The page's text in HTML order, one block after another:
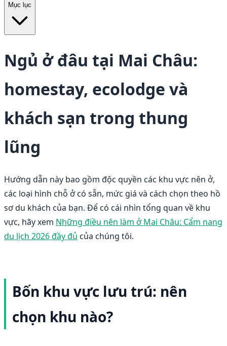
Mục lục
Ngủ ở đâu tại Mai Châu:
homestay, ecolodge và
khách sạn trong thung
lũng
Hướng dẫn này bao gồm độc quyền các khu vực nên ở,
các loại hình chỗ ở có sẵn, mức giá và cách chọn theo hồ
sơ du khách của bạn. Để có cái nhìn tổng quan về khu
vực, hãy xem Những điều nên làm ở Mai Châu: Cẩm nang
du lịch 2026 đầy đủ của chúng tôi.
Bốn khu vực lưu trú: nên
chọn khu nào?